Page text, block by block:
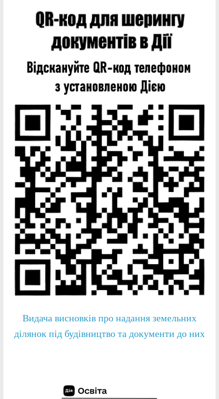
Видача висновків про надання земельних
ділянок під будівництво та документи до них